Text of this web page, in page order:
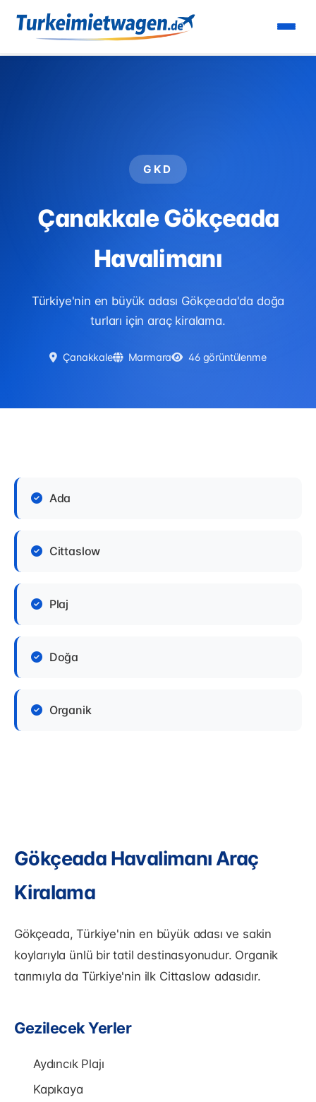
Anasayfa › Havalimanları ›
Çanakkale Gökçeada
Havalimanı
GKD
Çanakkale Gökçeada
Havalimanı
Türkiye'nin en büyük adası Gökçeada'da doğa
turları için araç kiralama.
Çanakkale Marmara 46 görüntülenme
Ada
Cittaslow
Plaj
Doğa
Organik
Gökçeada Havalimanı Araç
Kiralama
Gökçeada, Türkiye'nin en büyük adası ve sakin
koylarıyla ünlü bir tatil destinasyonudur. Organik
tarımıyla da Türkiye'nin ilk Cittaslow adasıdır.
Gezilecek Yerler
Aydıncık Plajı
Kapıkaya